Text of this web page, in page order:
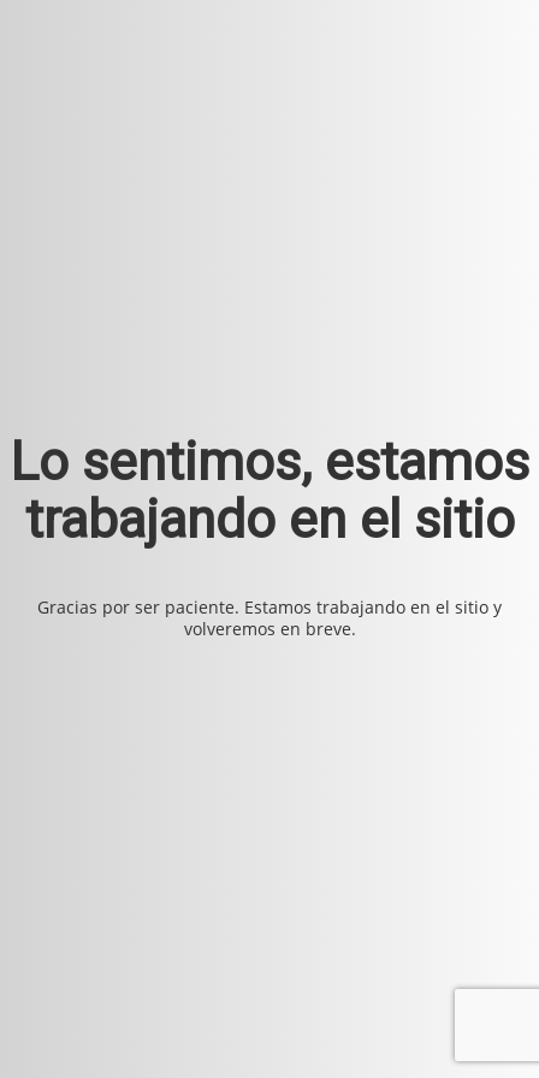
Lo sentimos, estamos
trabajando en el sitio
Gracias por ser paciente. Estamos trabajando en el sitio y
volveremos en breve.